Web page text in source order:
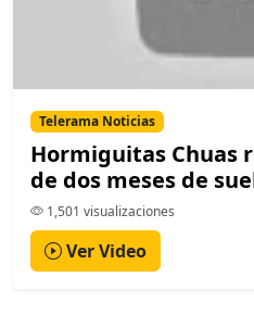
Telerama Noticias
Hormiguitas Chuas
de dos meses de
1,501 visualizaciones
Ver Video